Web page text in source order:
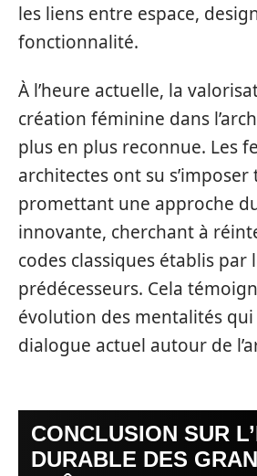
les liens entre espace,
fonctionnalité.
À l’heure actuelle, la
création féminine dans
plus en plus reconnue. Les
architectes ont su s’imposer
promettant une approche
innovante, cherchant à
codes classiques établis par
prédécesseurs. Cela
évolution des mentalités
dialogue actuel autour de
CONCLUSION SUR
DURABLE DES